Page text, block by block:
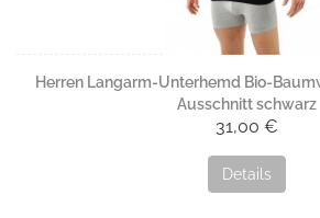
Herren Langarm-Unterhemd Bio-
Ausschnitt schwarz
31,00 €
Details